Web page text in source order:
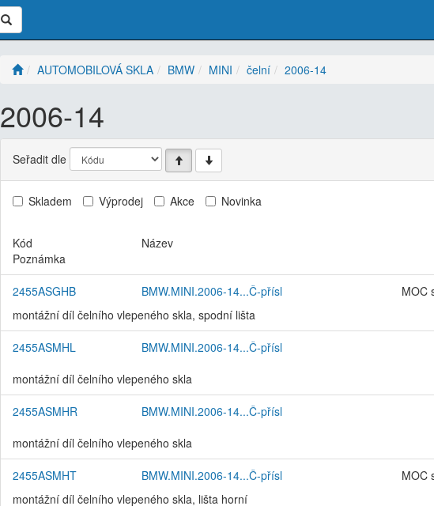
AUTOMOBILOVÁ SKLA BMW MINI čelní 2006-14
2006-14
Seřadit dle
Skladem Výprodej Akce Novinka
Kód Název
Poznámka
2455ASGHB BMW.MINI.2006-14...Č-přísl MOC
montážní díl čelního vlepeného skla, spodní lišta
2455ASMHL BMW.MINI.2006-14...Č-přísl
montážní díl čelního vlepeného skla
2455ASMHR BMW.MINI.2006-14...Č-přísl
montážní díl čelního vlepeného skla
2455ASMHT BMW.MINI.2006-14...Č-přísl MOC
montážní díl čelního vlepeného skla, lišta horní